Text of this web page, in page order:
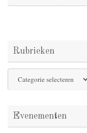
Rubrieken
Evenementen